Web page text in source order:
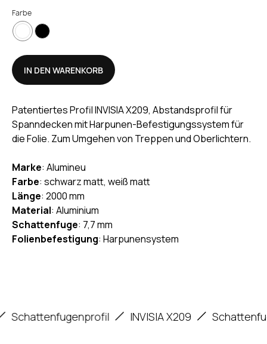
Farbe
IN DEN WARENKORB
Patentiertes Profil INVISIA X209, Abstandsprofil für
Spanndecken mit Harpunen-Befestigungssystem für
die Folie. Zum Umgehen von Treppen und Oberlichtern.
Marke: Alumineu
Farbe: schwarz matt, weiß matt
Länge: 2000 mm
Material: Aluminium
Schattenfuge: 7,7 mm
Folienbefestigung: Harpunensystem
INVISIA X209